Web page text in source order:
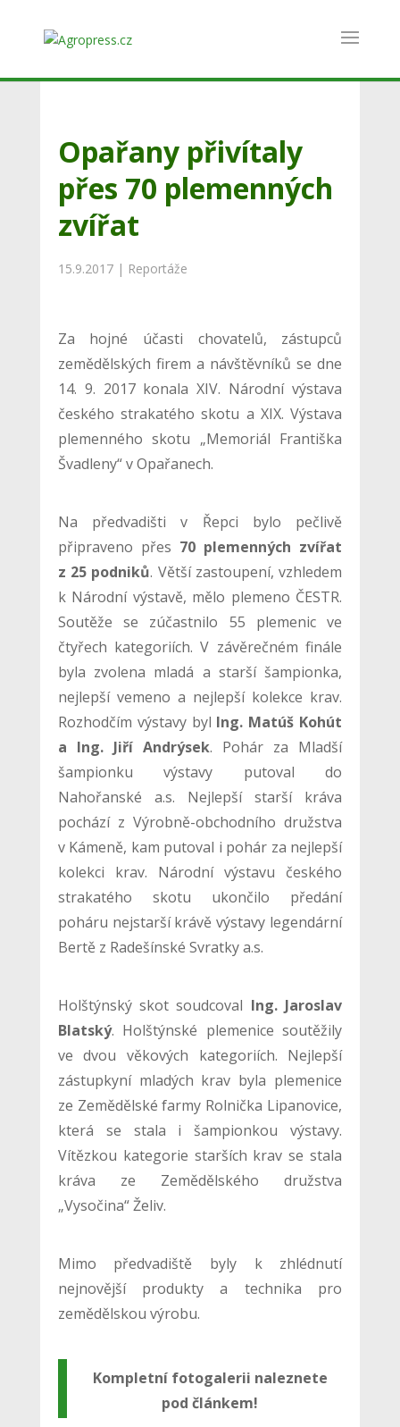
Opařany přivítaly
přes 70 plemenných
zvířat
15.9.2017| Reportáže
Za hojné účasti chovatelů, zástupců
zemědělských firem a návštěvníků se dne
14. 9. 2017 konala XIV. Národní výstava
českého strakatého skotu a XIX. Výstava
plemenného skotu „Memoriál Františka
Švadleny“ v Opařanech.
Na předvadišti v Řepci bylo pečlivě
připraveno přes 70 plemenných zvířat
z 25 podniků. Větší zastoupení, vzhledem
k Národní výstavě, mělo plemeno ČESTR.
Soutěže se zúčastnilo 55 plemenic ve
čtyřech kategoriích. V závěrečném finále
byla zvolena mladá a starší šampionka,
nejlepší vemeno a nejlepší kolekce krav.
Rozhodčím výstavy byl Ing. Matúš Kohút
a Ing. Jiří Andrýsek. Pohár za Mladší
šampionku výstavy putoval do
Nahořanské a.s. Nejlepší starší kráva
pochází z Výrobně-obchodního družstva
v Kámeně, kam putoval i pohár za nejlepší
kolekci krav. Národní výstavu českého
strakatého skotu ukončilo předání
poháru nejstarší krávě výstavy legendární
Bertě z Radešínské Svratky a.s.
Holštýnský skot soudcoval Ing. Jaroslav
Blatský. Holštýnské plemenice soutěžily
ve dvou věkových kategoriích. Nejlepší
zástupkyní mladých krav byla plemenice
ze Zemědělské farmy Rolnička Lipanovice,
která se stala i šampionkou výstavy.
Vítězkou kategorie starších krav se stala
kráva ze Zemědělského družstva
„Vysočina“ Želiv.
Mimo předvadiště byly k zhlédnutí
nejnovější produkty a technika pro
zemědělskou výrobu.
Kompletní fotogalerii naleznete
pod článkem!